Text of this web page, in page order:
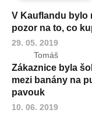
V Kauflandu bylo
pozor na to, co
29. 05. 2019
Tomáš
Zákaznice byla
mezi banány na
pavouk
10. 06. 2019